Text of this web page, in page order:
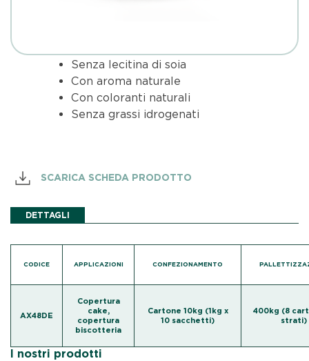
Senza lecitina di soia
Con aroma naturale
Con coloranti naturali
Senza grassi idrogenati
SCARICA SCHEDA PRODOTTO
DETTAGLI
CODICE APPLICAZIONI
AX48DE
Copertura
cake,
copertura
biscotteria
CONFEZIONAMENTO
Cartone 10kg (1kg x
10 sacchetti)
400kg (8
strati)
I nostri prodotti